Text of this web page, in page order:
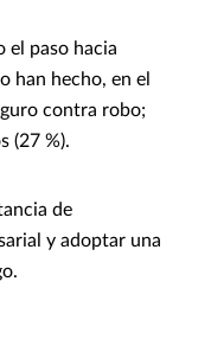
el paso hacia
han hecho, en el
contra robo;
(27 %).
de
y adoptar una